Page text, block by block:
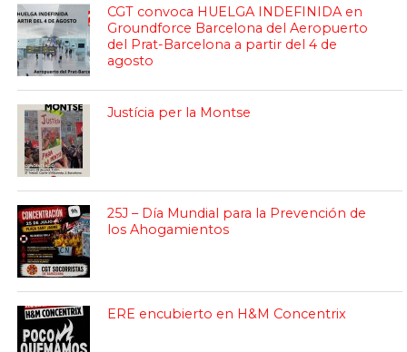
CGT convoca HUELGA INDEFINIDA en
Groundforce Barcelona del Aeropuerto
del Prat-Barcelona a partir del 4 de
agosto
Justícia per la Montse
25J – Día Mundial para la Prevención de
los Ahogamientos
ERE encubierto en H&M Concentrix